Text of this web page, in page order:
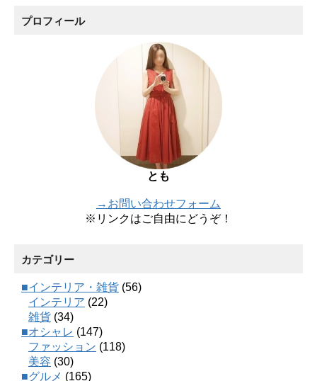
プロフィール
とも
→お問い合わせフォーム
※リンクはご自由にどうぞ！
カテゴリー
■インテリア・雑貨 (56)
インテリア (22)
雑貨 (34)
■オシャレ (147)
ファッション (118)
美容 (30)
■グルメ (165)